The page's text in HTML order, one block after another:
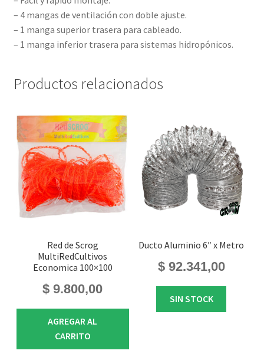
– 4 mangas de ventilación con doble ajuste.
– 1 manga superior trasera para cableado.
– 1 manga inferior trasera para sistemas hidropónicos.
Productos relacionados
Red de Scrog
MultiRedCultivos
Economica 100×100
$ 9.800,00
AGREGAR AL
CARRITO
Ducto Aluminio 6″ x Metro
$92.341,00
SIN STOCK